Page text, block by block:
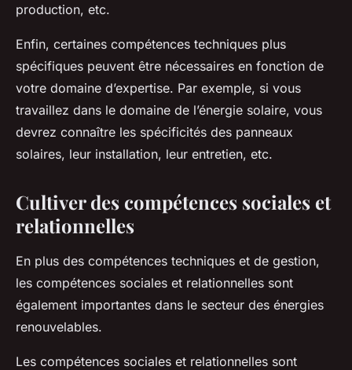
production, etc.
Enfin, certaines compétences techniques plus
spécifiques peuvent être nécessaires en fonction de
votre domaine d’expertise. Par exemple, si vous
travaillez dans le domaine de l’énergie solaire, vous
devrez connaître les spécificités des panneaux
solaires, leur installation, leur entretien, etc.
Cultiver des compétences sociales et
relationnelles
En plus des compétences techniques et de gestion,
les compétences sociales et relationnelles sont
également importantes dans le secteur des énergies
renouvelables.
Les compétences sociales et relationnelles sont